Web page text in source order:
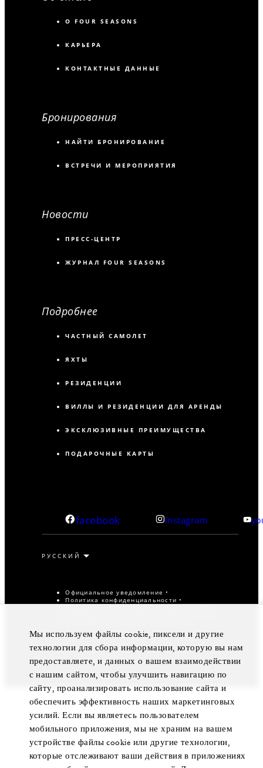
О FOUR SEASONS
КАРЬЕРА
КОНТАКТНЫЕ ДАННЫЕ
Бронирования
НАЙТИ БРОНИРОВАНИЕ
ВСТРЕЧИ И МЕРОПРИЯТИЯ
Новости
ПРЕСС-ЦЕНТР
ЖУРНАЛ FOUR SEASONS
Подробнее
ЧАСТНЫЙ САМОЛЕТ
ЯХТЫ
РЕЗИДЕНЦИИ
ВИЛЛЫ И РЕЗИДЕНЦИИ ДЛЯ АРЕНДЫ
ЭКСКЛЮЗИВНЫЕ ПРЕИМУЩЕСТВА
ПОДАРОЧНЫЕ КАРТЫ
facebook instagram
Официальное уведомление
Политика конфиденциальности
защищены.
Мы используем файлы cookie, пиксели и другие
технологии для сбора информации, которую вы нам
предоставляете, и данных о вашем взаимодействии
с нашим сайтом, чтобы улучшить навигацию по
сайту, проанализировать использование сайта и
обеспечить эффективность наших маркетинговых
усилий. Если вы являетесь пользователем
мобильного приложения, мы не храним на вашем
устройстве файлы cookie или другие технологии,
которые отслеживают ваши действия в приложениях